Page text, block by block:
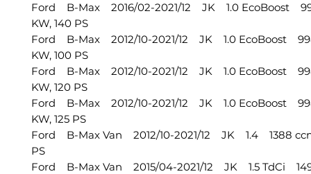
Ford B-Max 2016/02-2021/12 JK 1.0 EcoBoost
KW, 140 PS
Ford B-Max 2012/10-2021/12 JK 1.0 EcoBoost
KW, 100 PS
Ford B-Max 2012/10-2021/12 JK 1.0 EcoBoost
KW, 120 PS
Ford B-Max 2012/10-2021/12 JK 1.0 EcoBoost
KW, 125 PS
Ford B-Max Van 2012/10-2021/12 JK 1.4 1388
PS
Ford B-Max Van 2015/04-2021/12 JK 1.5 TdCi